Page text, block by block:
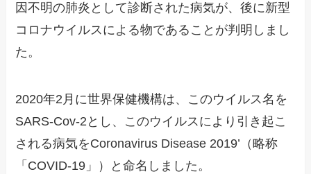
因不明の肺炎として診断された病気が、後に新型
コロナウイルスによる物であることが判明しまし
た。
2020年2月に世界保健機構は、このウイルス名を
SARS-Cov-2とし、このウイルスにより引き起こ
される病気をCoronavirus Disease 2019’（略称
「COVID-19」）と命名しました。